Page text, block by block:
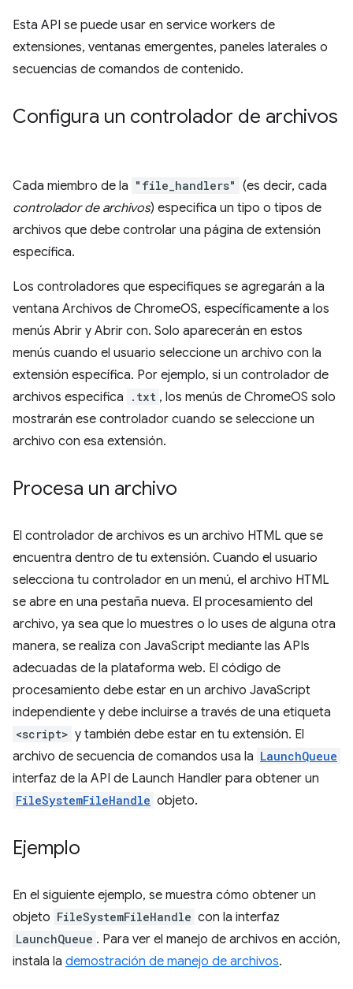
Esta API se puede usar en service workers de
extensiones, ventanas emergentes, paneles laterales o
secuencias de comandos de contenido.
Configura un controlador de archivos
Cada miembro de la "file_handlers" (es decir, cada
controlador de archivos) especifica un tipo o tipos de
archivos que debe controlar una página de extensión
específica.
Los controladores que especifiques se agregarán a la
ventana Archivos de ChromeOS, específicamente a los
menús Abrir y Abrir con. Solo aparecerán en estos
menús cuando el usuario seleccione un archivo con la
extensión específica. Por ejemplo, si un controlador de
archivos especifica
.txt , los menús de ChromeOS solo
mostrarán ese controlador cuando se seleccione un
archivo con esa extensión.
Procesa un archivo
El controlador de archivos es un archivo HTML que se
encuentra dentro de tu extensión. Cuando el usuario
selecciona tu controlador en un menú, el archivo HTML
se abre en una pestaña nueva. El procesamiento del
archivo, ya sea que lo muestres o lo uses de alguna otra
manera, se realiza con JavaScript mediante las APIs
adecuadas de la plataforma web. El código de
procesamiento debe estar en un archivo JavaScript
independiente y debe incluirse a través de una etiqueta
<script> y también debe estar en tu extensión. El
archivo de secuencia de comandos usa la LaunchQueue
interfaz de la API de Launch Handler para obtener un
FileSystemFileHandle objeto.
Ejemplo
En el siguiente ejemplo, se muestra cómo obtener un
objeto FileSystemFileHandle con la interfaz
LaunchQueue . Para ver el manejo de archivos en acción,
instala la demostración de manejo de archivos.